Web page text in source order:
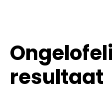
resultaat